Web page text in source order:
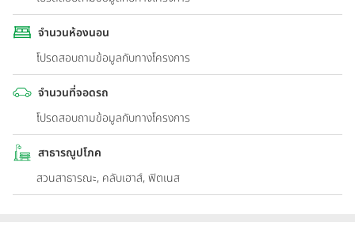
จำนวนห้องนอน
โปรดสอบถามข้อมูลกับทางโครงการ
จำนวนที่จอดรถ
โปรดสอบถามข้อมูลกับทางโครงการ
สาธารณูปโภค
สวนสาธารณะ, คลับเฮาส์, ฟิตเนส